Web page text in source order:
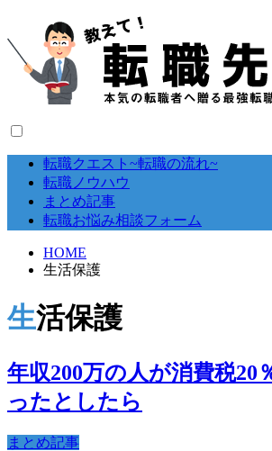
転職クエスト~転職の流れ~
転職ノウハウ
まとめ記事
転職お悩み相談フォーム
HOME
生活保護
生活保護
年収200万の人が消費税20
ったとしたら
まとめ記事